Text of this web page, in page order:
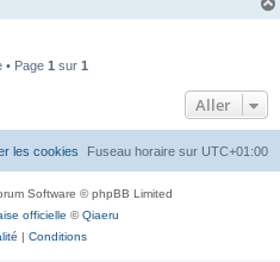
• Page 1 sur 1
Aller
Fuseau horaire sur UTC+01:00
les cookies
Software © phpBB Limited
officielle ©Qiaeru
| Conditions